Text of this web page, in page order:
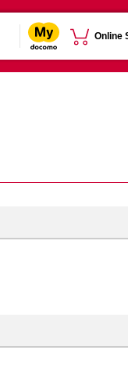
Online